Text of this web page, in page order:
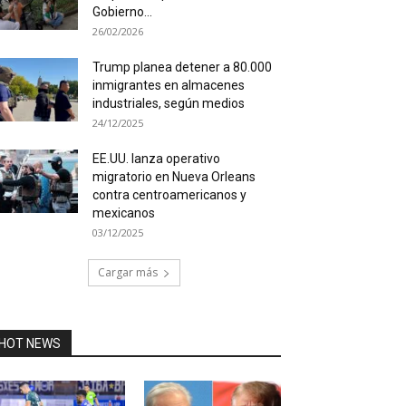
Gobierno...
26/02/2026
Trump planea detener a 80.000
inmigrantes en almacenes
industriales, según medios
24/12/2025
EE.UU. lanza operativo
migratorio en Nueva Orleans
contra centroamericanos y
mexicanos
03/12/2025
Cargar más
NEWS